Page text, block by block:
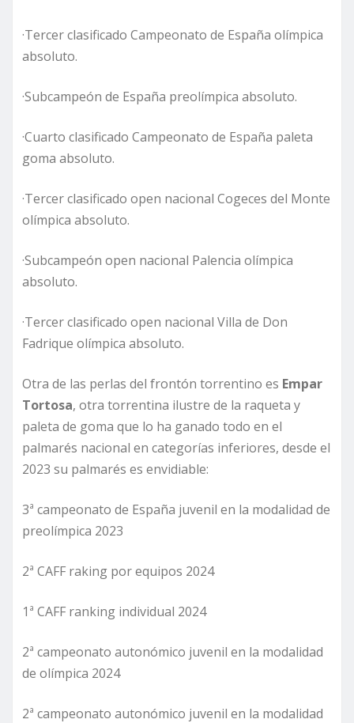
·Tercer clasificado Campeonato de España olímpica
absoluto.
·Subcampeón de España preolímpica absoluto.
·Cuarto clasificado Campeonato de España paleta
goma absoluto.
·Tercer clasificado open nacional Cogeces del Monte
olímpica absoluto.
·Subcampeón open nacional Palencia olímpica
absoluto.
·Tercer clasificado open nacional Villa de Don
Fadrique olímpica absoluto.
Otra de las perlas del frontón torrentino es Empar
Tortosa, otra torrentina ilustre de la raqueta y
paleta de goma que lo ha ganado todo en el
palmarés nacional en categorías inferiores, desde el
2023 su palmarés es envidiable:
3ª campeonato de España juvenil en la modalidad de
preolímpica 2023
2ª CAFF raking por equipos 2024
1ª CAFF ranking individual 2024
2ª campeonato autonómico juvenil en la modalidad
de olímpica 2024
2ª campeonato autonómico juvenil en la modalidad